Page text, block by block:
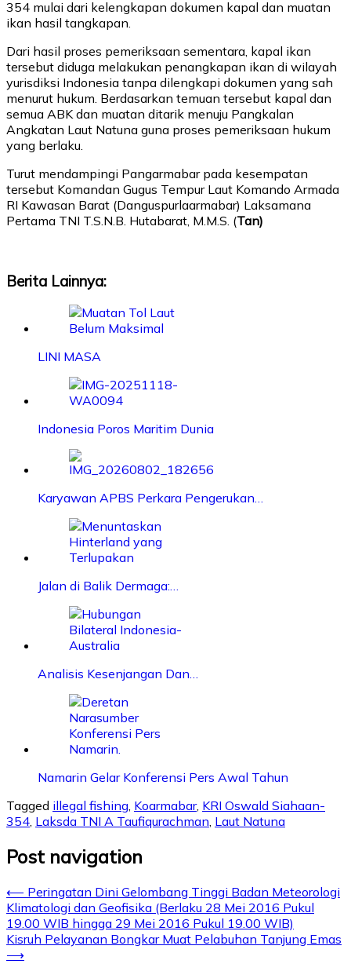
354 mulai dari kelengkapan dokumen kapal dan muatan
ikan hasil tangkapan.
Dari hasil proses pemeriksaan sementara, kapal ikan
tersebut diduga melakukan penangkapan ikan di wilayah
yurisdiksi Indonesia tanpa dilengkapi dokumen yang sah
menurut hukum. Berdasarkan temuan tersebut kapal dan
semua ABK dan muatan ditarik menuju Pangkalan
Angkatan Laut Natuna guna proses pemeriksaan hukum
yang berlaku.
Turut mendampingi Pangarmabar pada kesempatan
tersebut Komandan Gugus Tempur Laut Komando Armada
RI Kawasan Barat (Danguspurlaarmabar) Laksamana
Pertama TNI T.S.N.B. Hutabarat, M.M.S. (Tan)
Berita Lainnya:
LINI MASA
Indonesia Poros Maritim Dunia
Karyawan APBS Perkara Pengerukan…
Jalan di Balik Dermaga:…
Analisis Kesenjangan Dan…
Namarin Gelar Konferensi Pers Awal Tahun
Tagged illegal fishing, Koarmabar, KRI Oswald Siahaan-
354, Laksda TNI A Taufiqurachman, Laut Natuna
Post navigation
⟵ Peringatan Dini Gelombang Tinggi Badan Meteorologi
Klimatologi dan Geofisika (Berlaku 28 Mei 2016 Pukul
19.00 WIB hingga 29 Mei 2016 Pukul 19.00 WIB)
Kisruh Pelayanan Bongkar Muat Pelabuhan Tanjung Emas
⟶